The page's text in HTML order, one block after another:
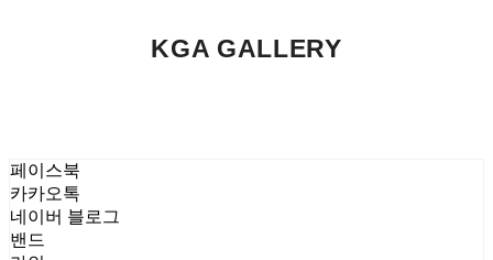
KGA GALLERY
페이스북
카카오톡
네이버 블로그
밴드